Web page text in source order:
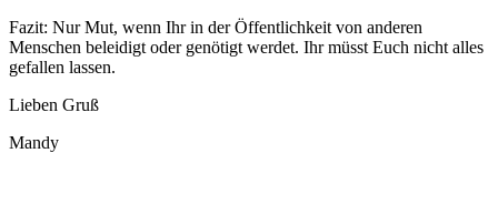
Fazit: Nur Mut, wenn Ihr in der Öffentlichkeit von anderen
Menschen beleidigt oder genötigt werdet. Ihr müsst Euch nicht alles
gefallen lassen.
Lieben Gruß
Mandy